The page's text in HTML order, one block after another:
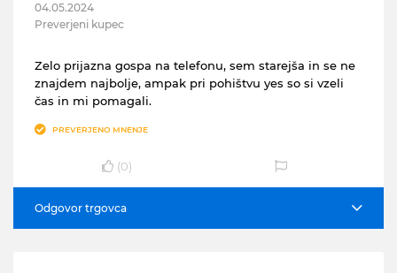
04.05.2024
Preverjeni kupec
Zelo prijazna gospa na telefonu, sem starejša in se ne
znajdem najbolje, ampak pri pohištvu yes so si vzeli
čas in mi pomagali.
PREVERJENO MNENJE
(0)
Odgovor trgovca